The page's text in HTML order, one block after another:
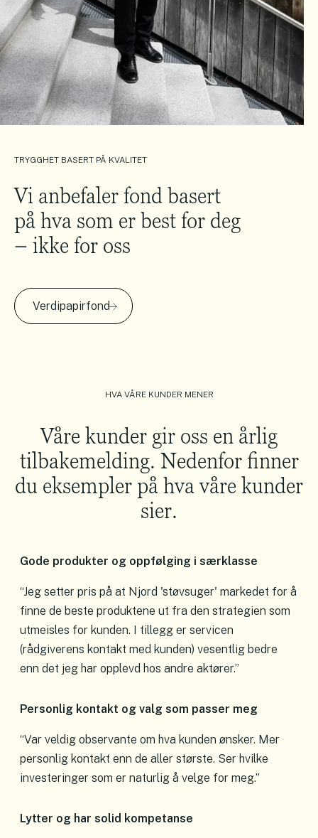
TRYGGHET BASERT PÅ KVALITET
Vi anbefaler fond basert
på hva som er best for deg
– ikke for oss
Verdipapirfond
HVA VÅRE KUNDER MENER
Våre kunder gir oss en årlig
tilbakemelding. Nedenfor finner
du eksempler på hva våre kunder
sier.
Gode produkter og oppfølging i særklasse
“Jeg setter pris på at Njord 'støvsuger' markedet for å
finne de beste produktene ut fra den strategien som
utmeisles for kunden. I tillegg er servicen
(rådgiverens kontakt med kunden) vesentlig bedre
enn det jeg har opplevd hos andre aktører.”
Personlig kontakt og valg som passer meg
“Var veldig observante om hva kunden ønsker. Mer
personlig kontakt enn de aller største. Ser hvilke
investeringer som er naturlig å velge for meg.”
Lytter og har solid kompetanse